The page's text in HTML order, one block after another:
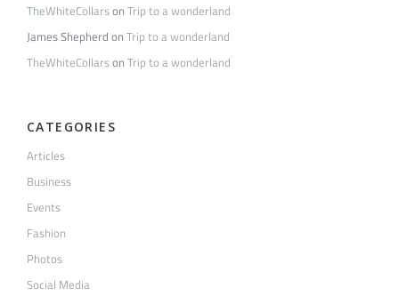
TheWhiteCollarsonTrip to a wonderland
James ShepherdonTrip to a wonderland
TheWhiteCollarsonTrip to a wonderland
CATEGORIES
Articles
Business
Events
Fashion
Photos
Social Media